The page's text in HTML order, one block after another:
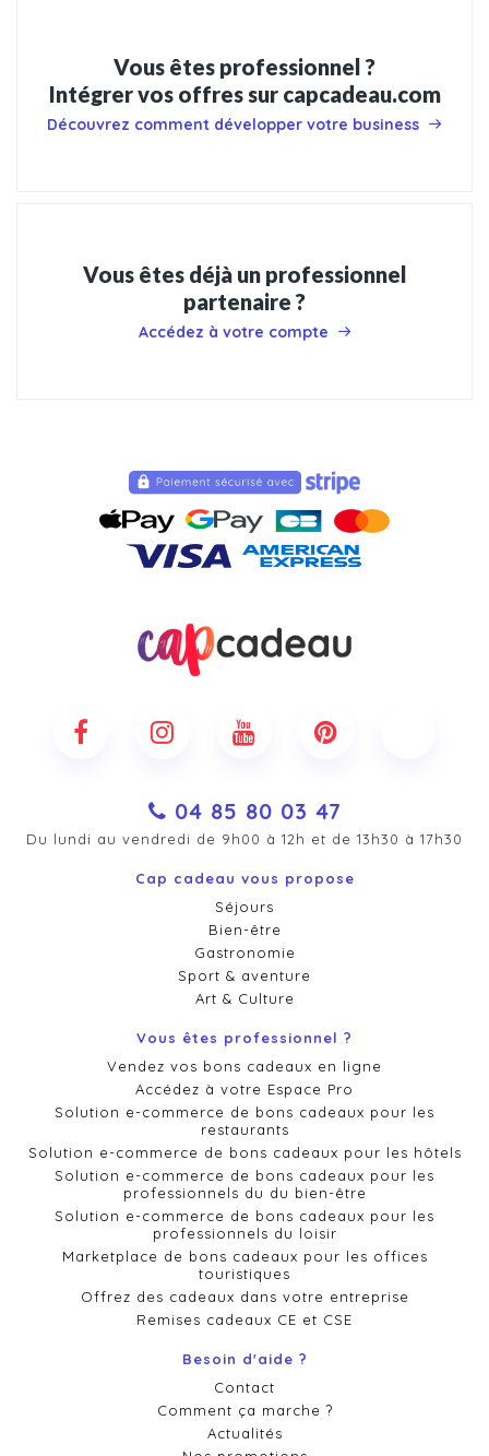
Vous êtes professionnel ?
Intégrer vos offres sur capcadeau.com
Découvrez comment développer votre business
Vous êtes déjà un professionnel
partenaire ?
Accédez à votre compte
04 85 80 03 47
Du lundi au vendredi de 9h00 à 12h et de 13h30 à 17h30
Cap cadeau vous propose
Séjours
Bien-être
Gastronomie
Sport & aventure
Art & Culture
Vous êtes professionnel ?
Vendez vos bons cadeaux en ligne
Accédez à votre Espace Pro
Solution e-commerce de bons cadeaux pour les
restaurants
Solution e-commerce de bons cadeaux pour les hôtels
Solution e-commerce de bons cadeaux pour les
professionnels du du bien-être
Solution e-commerce de bons cadeaux pour les
professionnels du loisir
Marketplace de bons cadeaux pour les offices
touristiques
Offrez des cadeaux dans votre entreprise
Remises cadeaux CE et CSE
Besoin d'aide ?
Contact
Comment ça marche ?
Actualités